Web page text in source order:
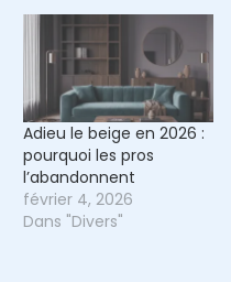
Adieu le beige en 2026 :
pourquoi les pros
l’abandonnent
février 4, 2026
Dans "Divers"